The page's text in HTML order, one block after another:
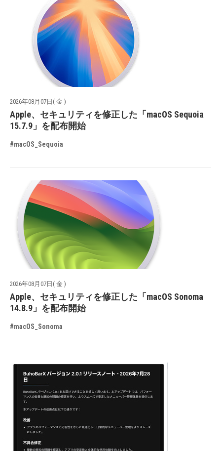
2026年08月07日( 金 )
Apple、セキュリティを修正した「macOS Sequoia
15.7.9」を配布開始
#macOS_Sequoia
2026年08月07日( 金 )
Apple、セキュリティを修正した「macOS Sonoma
14.8.9」を配布開始
#macOS_Sonoma